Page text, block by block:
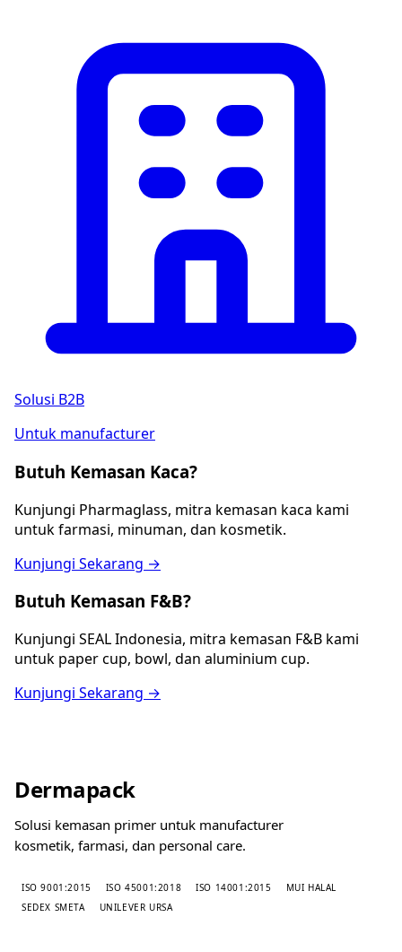
Solusi B2B
Untuk manufacturer
Butuh Kemasan Kaca?
Kunjungi Pharmaglass, mitra kemasan kaca kami
untuk farmasi, minuman, dan kosmetik.
Kunjungi Sekarang →
Butuh Kemasan F&B?
Kunjungi SEAL Indonesia, mitra kemasan F&B kami
untuk paper cup, bowl, dan aluminium cup.
Kunjungi Sekarang →
Dermapack
Solusi kemasan primer untuk manufacturer
kosmetik, farmasi, dan personal care.
ISO 9001:2015 ISO 45001:2018 ISO 14001:2015
MUI HALAL
SEDEX SMETA
UNILEVER URSA